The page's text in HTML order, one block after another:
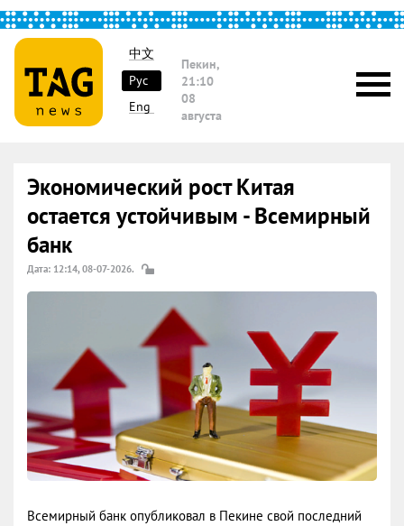
中文
Рус
Eng
Пекин,
21:10
08
августа
Экономический рост Китая
остается устойчивым - Всемирный
банк
Дата: 12:14, 08-07-2026.
Всемирный банк опубликовал в Пекине свой последний